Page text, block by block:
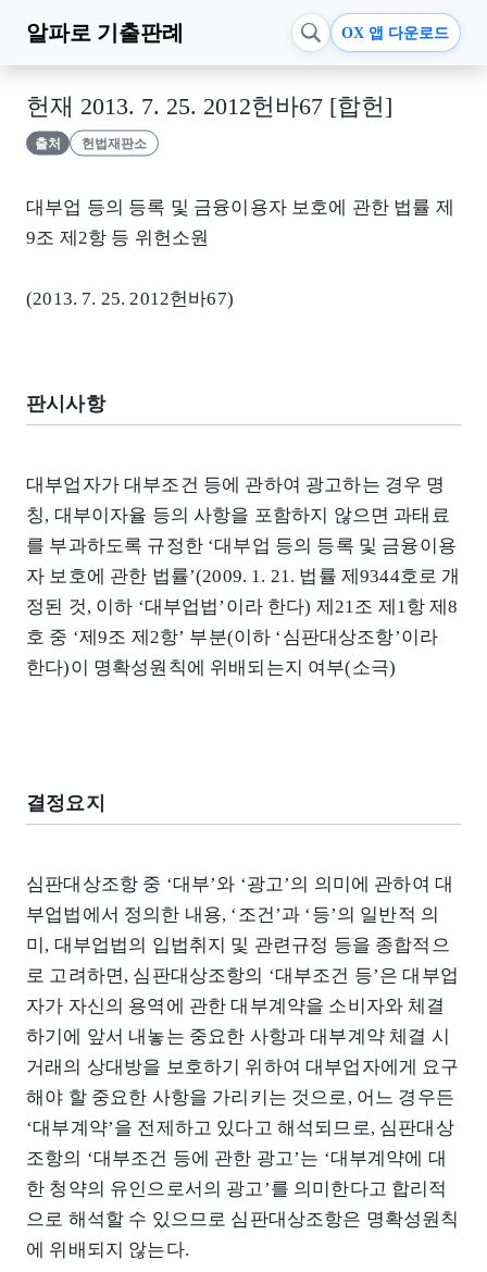
알파로 기출판례 OX 앱 다운로드
헌재 2013. 7. 25. 2012헌바67 [합헌]
출처 헌법재판소
대부업 등의 등록 및 금융이용자 보호에 관한 법률 제
9조 제2항 등 위헌소원
(2013. 7. 25. 2012헌바67)
판시사항
대부업자가 대부조건 등에 관하여 광고하는 경우 명
칭, 대부이자율 등의 사항을 포함하지 않으면 과태료
를 부과하도록 규정한 ‘대부업 등의 등록 및 금융이용
자 보호에 관한 법률’(2009. 1. 21. 법률 제9344호로 개
정된 것, 이하 ‘대부업법’이라 한다) 제21조 제1항 제8
호 중 ‘제9조 제2항’ 부분(이하 ‘심판대상조항’이라
한다)이 명확성원칙에 위배되는지 여부(소극)
결정요지
심판대상조항 중 ‘대부’와 ‘광고’의 의미에 관하여 대
부업법에서 정의한 내용, ‘조건’과 ‘등’의 일반적 의
미, 대부업법의 입법취지 및 관련규정 등을 종합적으
로 고려하면, 심판대상조항의 ‘대부조건 등’은 대부업
자가 자신의 용역에 관한 대부계약을 소비자와 체결
하기에 앞서 내놓는 중요한 사항과 대부계약 체결 시
거래의 상대방을 보호하기 위하여 대부업자에게 요구
해야 할 중요한 사항을 가리키는 것으로, 어느 경우든
‘대부계약’을 전제하고 있다고 해석되므로, 심판대상
조항의 ‘대부조건 등에 관한 광고’는 ‘대부계약에 대
한 청약의 유인으로서의 광고’를 의미한다고 합리적
으로 해석할 수 있으므로 심판대상조항은 명확성원칙
에 위배되지 않는다.